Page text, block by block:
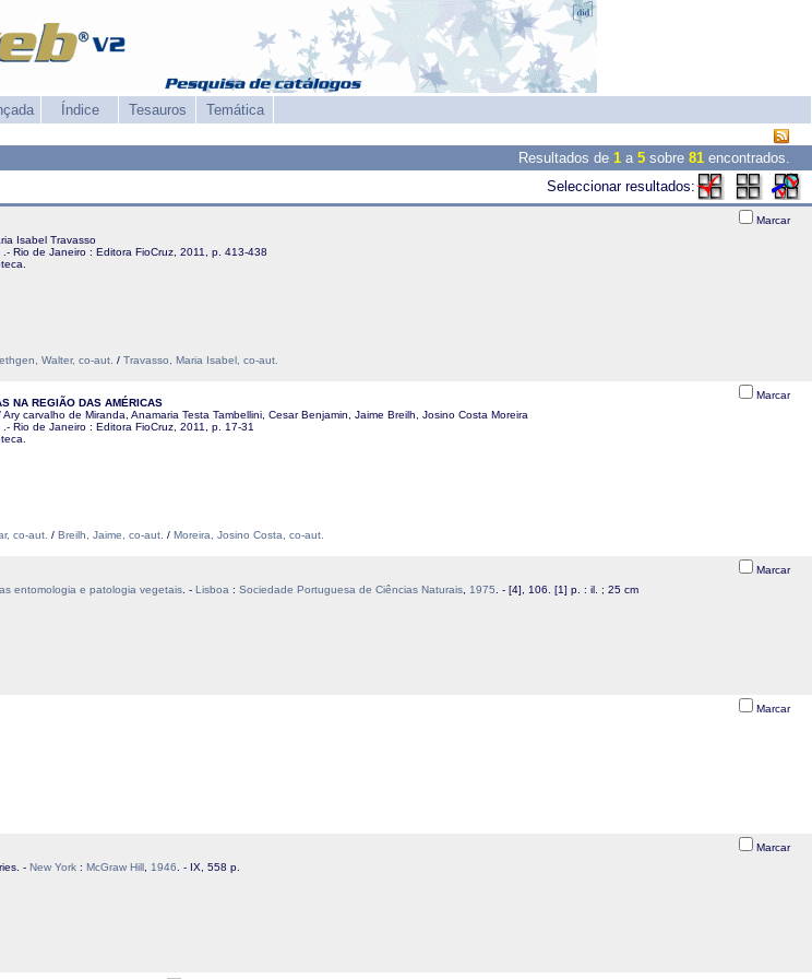
Índice Tesauros Temática
Resultados de 1 a 5 sobre 81 encontrados.
Seleccionar resultados:
Isabel Travasso
Rio de Janeiro : Editora FioCruz, 2011, p. 413-438
Walter, co-aut. / Travasso, Maria Isabel, co-aut.
Marcar
NA REGIÃO DAS AMÉRICAS
Ary carvalho de Miranda, Anamaria Testa Tambellini, Cesar Benjamin, Jaime Breilh, Josino Costa Moreira
Rio de Janeiro : Editora FioCruz, 2011, p. 17-31
co-aut. / Breilh, Jaime, co-aut. / Moreira, Josino Costa, co-aut.
Marcar
entomologia e patologia vegetais . - Lisboa : Sociedade Portuguesa de Ciências Naturais 1975 . - [4], 106. [1] p. : il. ; 25 cm
Marcar
Marcar
- New York : McGraw Hill 1946 . - IX, 558 p.
Marcar